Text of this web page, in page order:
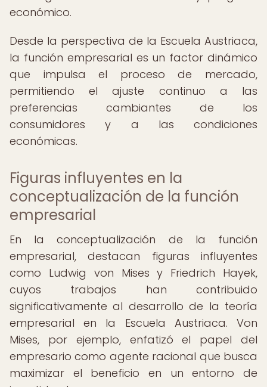
económico.
Desde la perspectiva de la Escuela Austriaca,
la función empresarial es un factor dinámico
que impulsa el proceso de mercado,
permitiendo el ajuste continuo a las
preferencias cambiantes de los
consumidores y a las condiciones
económicas.
Figuras influyentes en la
conceptualización de la función
empresarial
En la conceptualización de la función
empresarial, destacan figuras influyentes
como Ludwig von Mises y Friedrich Hayek,
cuyos trabajos han contribuido
significativamente al desarrollo de la teoría
empresarial en la Escuela Austriaca. Von
Mises, por ejemplo, enfatizó el papel del
empresario como agente racional que busca
maximizar el beneficio en un entorno de